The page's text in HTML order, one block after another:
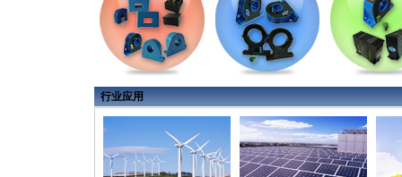
行业应用